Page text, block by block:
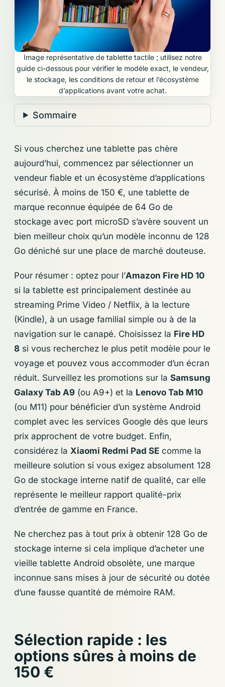
Image représentative de tablette tactile ; utilisez notre
guide ci-dessous pour vérifier le modèle exact, le vendeur,
le stockage, les conditions de retour et l’écosystème
d’applications avant votre achat.
Sommaire
Si vous cherchez une tablette pas chère
aujourd’hui, commencez par sélectionner un
vendeur fiable et un écosystème d’applications
sécurisé. À moins de 150 €, une tablette de
marque reconnue équipée de 64 Go de
stockage avec port microSD s’avère souvent un
bien meilleur choix qu’un modèle inconnu de 128
Go déniché sur une place de marché douteuse.
Pour résumer : optez pour l’Amazon Fire HD 10
si la tablette est principalement destinée au
streaming Prime Video / Netflix, à la lecture
(Kindle), à un usage familial simple ou à de la
navigation sur le canapé. Choisissez la Fire HD
8 si vous recherchez le plus petit modèle pour le
voyage et pouvez vous accommoder d’un écran
réduit. Surveillez les promotions sur la Samsung
Galaxy Tab A9 (ou A9+) et la Lenovo Tab M10
(ou M11) pour bénéficier d’un système Android
complet avec les services Google dès que leurs
prix approchent de votre budget. Enfin,
considérez la Xiaomi Redmi Pad SE comme la
meilleure solution si vous exigez absolument 128
Go de stockage interne natif de qualité, car elle
représente le meilleur rapport qualité-prix
d’entrée de gamme en France.
Ne cherchez pas à tout prix à obtenir 128 Go de
stockage interne si cela implique d’acheter une
vieille tablette Android obsolète, une marque
inconnue sans mises à jour de sécurité ou dotée
d’une fausse quantité de mémoire RAM.
Sélection rapide : les
options sûres à moins de
150 €